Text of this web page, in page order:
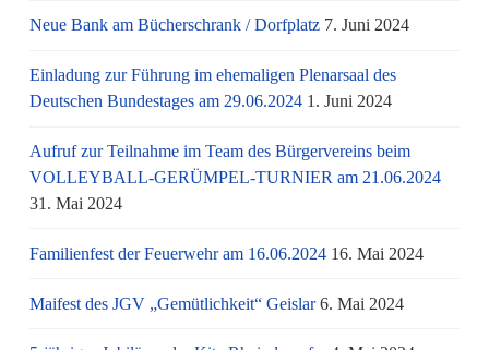
Neue Bank am Bücherschrank / Dorfplatz 7. Juni 2024
Einladung zur Führung im ehemaligen Plenarsaal des
Deutschen Bundestages am 29.06.2024 1. Juni 2024
Aufruf zur Teilnahme im Team des Bürgervereins beim
VOLLEYBALL-GERÜMPEL-TURNIER am 21.06.2024
31. Mai 2024
Familienfest der Feuerwehr am 16.06.2024 16. Mai 2024
Maifest des JGV „Gemütlichkeit“ Geislar 6. Mai 2024